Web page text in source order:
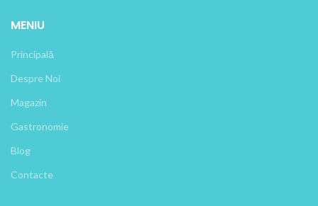
MENIU
Principală
Despre Noi
Magazin
Gastronomie
Blog
Contacte